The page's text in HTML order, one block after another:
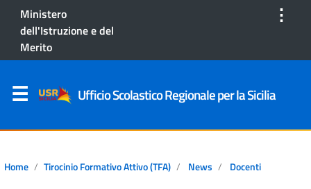
Ministero
dell'Istruzione e del
Merito
⋮
Ufficio Scolastico Regionale per la Sicilia
Home Tirocinio Formativo Attivo (TFA) News Docenti